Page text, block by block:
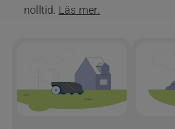
nolltid. Läs mer.